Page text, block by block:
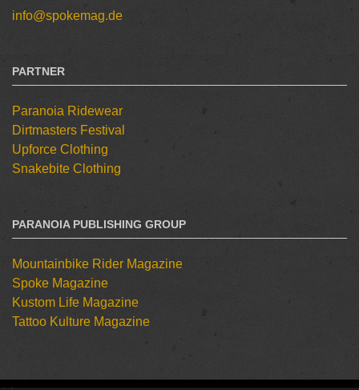
info@spokemag.de
PARTNER
Paranoia Ridewear
Dirtmasters Festival
Upforce Clothing
Snakebite Clothing
PARANOIA PUBLISHING GROUP
Mountainbike Rider Magazine
Spoke Magazine
Kustom Life Magazine
Tattoo Kulture Magazine